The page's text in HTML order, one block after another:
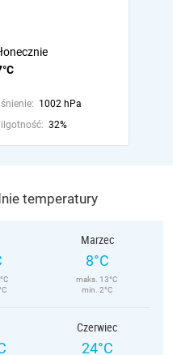
1002 hPa
32%
temperatury
Marzec
8°C
maks. 13°C
min. 2°C
Czerwiec
24°C